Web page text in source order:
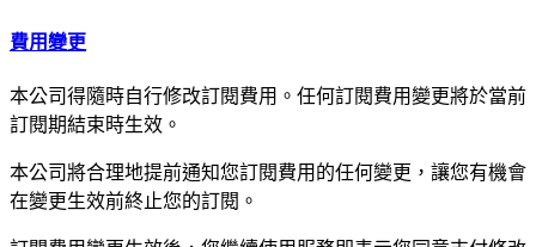
費用變更
本公司得隨時自行修改訂閱費用。任何訂閱費用變更將於當前
訂閱期結束時生效。
本公司將合理地提前通知您訂閱費用的任何變更，讓您有機會
在變更生效前終止您的訂閱。